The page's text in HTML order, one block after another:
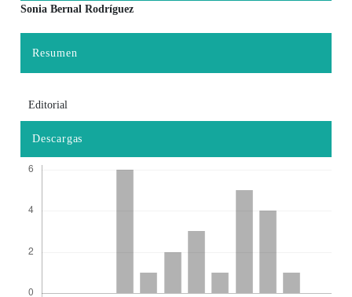
Contenido principal del artículo
Sonia Bernal Rodríguez
Resumen
Editorial
Descargas